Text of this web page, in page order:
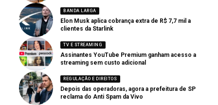
BANDA LARGA
Elon Musk aplica cobrança extra de R$ 7,7 mil a
clientes da Starlink
TV E STREAMING
Assinantes YouTube Premium ganham acesso a
streaming sem custo adicional
REGULAÇÃO E DIREITOS
Depois das operadoras, agora a prefeitura de SP
reclama do Anti Spam da Vivo